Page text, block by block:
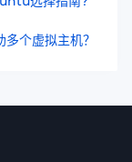
个虚拟主机？